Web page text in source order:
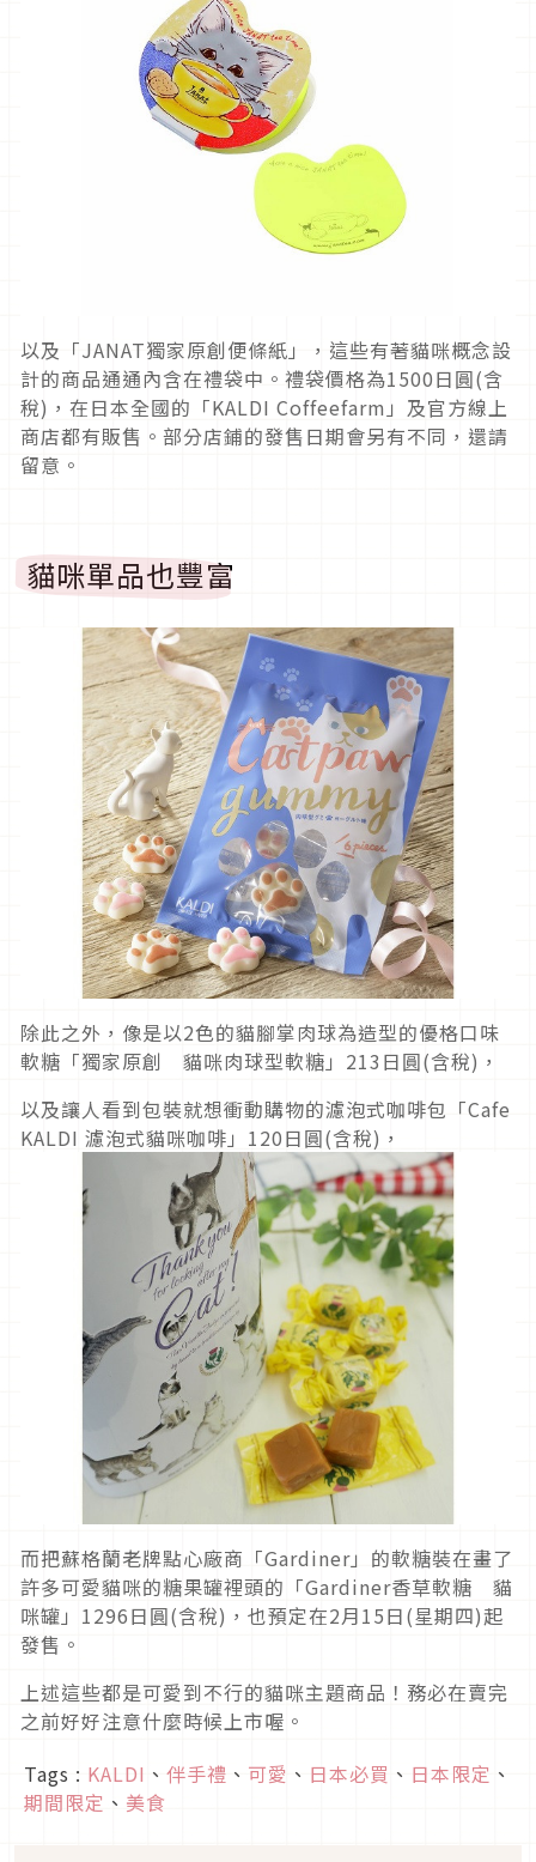
以及「JANAT獨家原創便條紙」，這些有著貓咪概念設
計的商品通通內含在禮袋中。禮袋價格為1500日圓(含
稅)，在日本全國的「KALDI Coffeefarm」及官方線上
商店都有販售。部分店鋪的發售日期會另有不同，還請
留意。
貓咪單品也豐富
除此之外，像是以2色的貓腳掌肉球為造型的優格口味
軟糖「獨家原創 貓咪肉球型軟糖」213日圓(含稅)，
以及讓人看到包裝就想衝動購物的濾泡式咖啡包「Cafe
KALDI 濾泡式貓咪咖啡」120日圓(含稅)，
而把蘇格蘭老牌點心廠商「Gardiner」的軟糖裝在畫了
許多可愛貓咪的糖果罐裡頭的「Gardiner香草軟糖 貓
咪罐」1296日圓(含稅)，也預定在2月15日(星期四)起
發售。
上述這些都是可愛到不行的貓咪主題商品！務必在賣完
之前好好注意什麼時候上市喔。
Tags : KALDI 、 伴手禮 、 可愛 、 日本必買 、 日本限定 、
期間限定 、 美食